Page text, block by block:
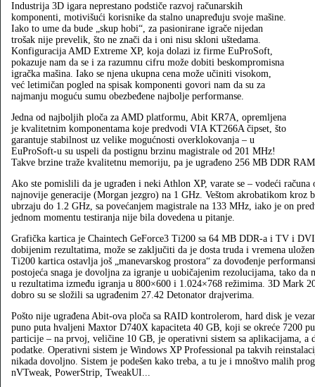
Industrija 3D igara neprestano podstiče razvoj računarskih
komponenti, motivišući korisnike da stalno unapređuju svoje mašine.
Iako to ume da bude „skup hobi“, za pasionirane igrače nijedan
trošak nije prevelik, što ne znači da i oni nisu skloni uštedama.
Konfiguracija AMD Extreme XP, koja dolazi iz firme EuProSoft,
pokazuje nam da se i za razumnu cifru može dobiti beskompromisna
igračka mašina. Iako se njena ukupna cena može učiniti visokom,
već letimičan pogled na spisak komponenti govori nam da su za
najmanju moguću sumu obezbeđene najbolje performanse.
Jedna od najboljih ploča za AMD platformu, Abit KR7A, opremljena
je kvalitetnim komponentama koje predvodi VIA KT266A čipset, što
garantuje stabilnost uz velike mogućnosti overklokovanja – u
EuProSoft-u su uspeli da postignu brzinu magistrale od 201 MHz!
Takve brzine traže kvalitetnu memoriju, pa je ugrađeno 256 MB DDR
Ako ste pomislili da je ugrađen i neki Athlon XP, varate se – vodeći
najnovije generacije (Morgan jezgro) na 1 GHz. Veštom akrobatikom kroz
ubrzaju do 1.2 GHz, sa povećanjem magistrale na 133 MHz, iako je on
jednom momentu testiranja nije bila dovedena u pitanje.
Grafička kartica je Chaintech GeForce3 Ti200 sa 64 MB DDR-a i TV i
dobijenim rezultatima, može se zaključiti da je dosta truda i vremena
Ti200 kartica ostavlja još „manevarskog prostora“ za dovođenje
postojeća snaga je dovoljna za igranje u uobičajenim rezolucijama, tako
u rezultatima između igranja u 800×600 i 1.024×768 režimima. 3D Mark
dobro su se složili sa ugrađenim 27.42 Detonator drajverima.
Pošto nije ugrađena Abit-ova ploča sa RAID kontrolerom, hard disk je
puno puta hvaljeni Maxtor D740X kapaciteta 40 GB, koji se okreće 7200
particije – na prvoj, veličine 10 GB, je operativni sistem sa aplikacijama, a
podatke. Operativni sistem je Windows XP Professional pa takvih
nikada dovoljno. Sistem je podešen kako treba, a tu je i mnoštvo malih
nVTweak, PowerStrip, TweakUI...